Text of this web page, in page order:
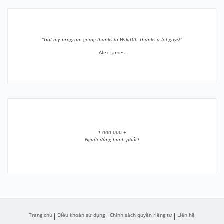
”Got my program going thanks to WikiDll. Thanks a lot guys!”
Alex James
1 000 000 +
Người dùng hạnh phúc!
Trang chủ Điều khoản sử dụng Chính sách quyền riêng tư Liên hệ